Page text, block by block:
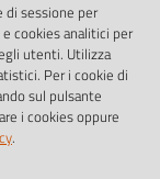
alle condizioni
CE e dal d.lgs.
di sessione per
cookies analitici per
utenti. Utilizza
Per i cookie di
sul pulsante
i cookies oppure
.